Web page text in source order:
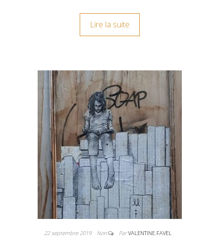
Lire la suite
22 septembre 2019 Non ParVALENTINE.FAVEL